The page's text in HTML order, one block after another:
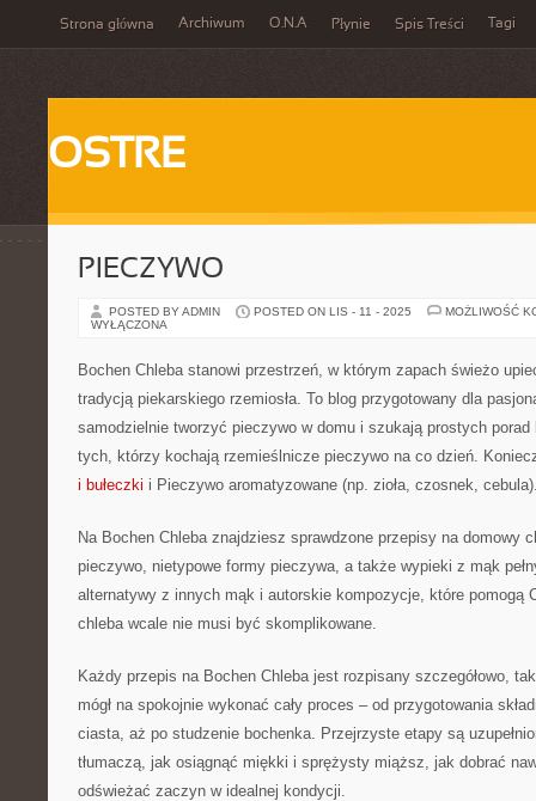
Strona główna Archiwum O.N.A Płynie Spis Treści Tagi
OSTRE
PIECZYWO
POSTED BY ADMIN POSTED ON LIS - 11 - 2025
MOŻLIWOŚĆ
WYŁĄCZONA
Bochen Chleba stanowi przestrzeń, w którym zapach świeżo
tradycją piekarskiego rzemiosła. To blog przygotowany dla
samodzielnie tworzyć pieczywo w domu i szukają prostych
tych, którzy kochają rzemieślnicze pieczywo na co dzień.
i bułeczki i Pieczywo aromatyzowane (np. zioła, czosnek,
Na Bochen Chleba znajdziesz sprawdzone przepisy na domowy
pieczywo, nietypowe formy pieczywa, a także wypieki z mąk
alternatywy z innych mąk i autorskie kompozycje, które pomogą
chleba wcale nie musi być skomplikowane.
Każdy przepis na Bochen Chleba jest rozpisany szczegółowo,
mógł na spokojnie wykonać cały proces – od przygotowania
ciasta, aż po studzenie bochenka. Przejrzyste etapy są
tłumaczą, jak osiągnąć miękki i sprężysty miąższ, jak dobrać
odświeżać zaczyn w idealnej kondycji.